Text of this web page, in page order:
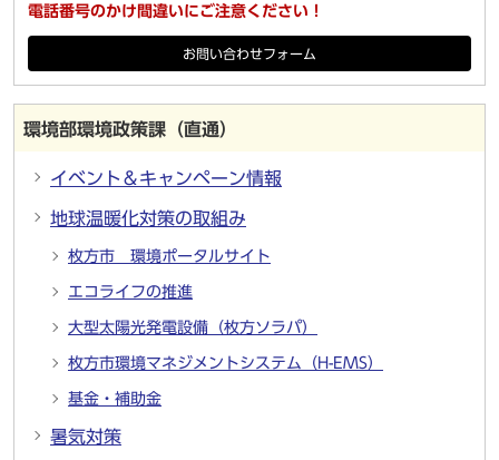
電話番号のかけ間違いにご注意ください！
お問い合わせフォーム
環境部環境政策課（直通）
イベント＆キャンペーン情報
地球温暖化対策の取組み
枚方市 環境ポータルサイト
エコライフの推進
大型太陽光発電設備（枚方ソラパ）
枚方市環境マネジメントシステム（H-EMS）
基金・補助金
暑気対策